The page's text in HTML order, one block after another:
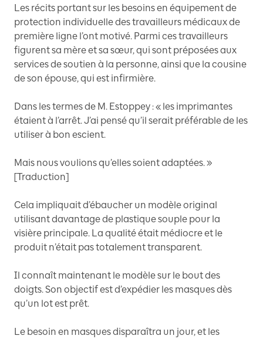
Les récits portant sur les besoins en équipement de
protection individuelle des travailleurs médicaux de
première ligne l’ont motivé. Parmi ces travailleurs
figurent sa mère et sa sœur, qui sont préposées aux
services de soutien à la personne, ainsi que la cousine
de son épouse, qui est infirmière.
Dans les termes de M. Estoppey : « les imprimantes
étaient à l’arrêt. J’ai pensé qu’il serait préférable de les
utiliser à bon escient.
Mais nous voulions qu’elles soient adaptées. »
[Traduction]
Cela impliquait d’ébaucher un modèle original
utilisant davantage de plastique souple pour la
visière principale. La qualité était médiocre et le
produit n’était pas totalement transparent.
Il connaît maintenant le modèle sur le bout des
doigts. Son objectif est d’expédier les masques dès
qu’un lot est prêt.
Le besoin en masques disparaîtra un jour, et les